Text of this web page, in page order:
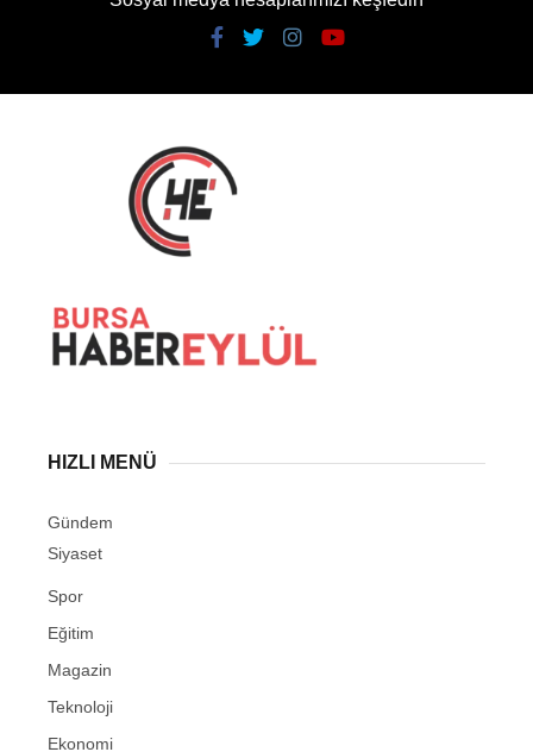
HIZLI MENÜ
Gündem
Siyaset
Spor
Eğitim
Magazin
Teknoloji
Ekonomi